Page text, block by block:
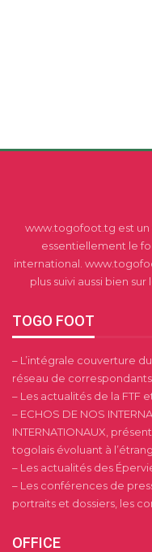
www.togofoot.tg est un
essentiellement le
international.
plus suivi aussi bien
TOGO FOOT
– L’intégrale couverture
réseau de
– Les actualités de la FTF
– ECHOS DE NOS
INTERNATIONAUX,
togolais évoluant à
– Les actualités des
– Les conférences de
portraits et dossiers, les
OFFICE